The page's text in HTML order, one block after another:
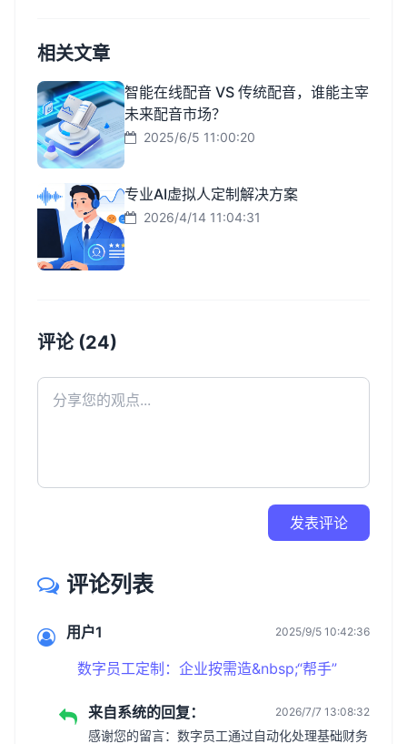
相关文章
智能在线配音 VS 传统配音，谁能主宰
未来配音市场？
2025/6/5 11:00:20
专业AI虚拟人定制解决方案
2026/4/14 11:04:31
评论 (24)
发表评论
评论列表
用户1 2025/9/5 10:42:36
数字员工定制：企业按需造&nbsp;“帮手”
来自系统的回复： 2026/7/7 13:08:32
感谢您的留言：数字员工通过自动化处理基础财务